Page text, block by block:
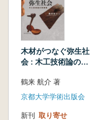
地利用にまで議
部では、異なる
河内湖北岸とい
に、古墳時代牧
しを試みた。
個々の論考が「
るわけではない
時代初期牧景観
が成功したかど
木材がつなぐ弥生社
会 : 木工技術論の再
鶴来 航介 著
京都大学学術出版会
新刊 取り寄せ